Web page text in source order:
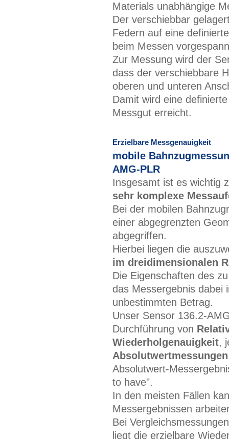
Materials unabhängige
Der verschiebbar
Federn auf eine
beim Messen
Zur Messung wird der
dass der verschiebbare
oberen und unteren
Damit wird eine
Messgut erreicht.
Erzielbare Messgenauigkeit
mobile
AMG-PLR
Insgesamt ist es wichtig
sehr komplexe
Bei der mobilen
einer abgegrenzten
abgegriffen.
Hierbei liegen die
im dreidimensionalen
Die Eigenschaften des
das Messergebnis dabei
unbestimmten Betrag.
Unser Sensor 136.2-
Durchführung von
Wiederholgenauigkeit,
Absolutwertmessungen
Absolutwert-
to have".
In den meisten Fällen
Messergebnissen
Bei
liegt die erzielbare